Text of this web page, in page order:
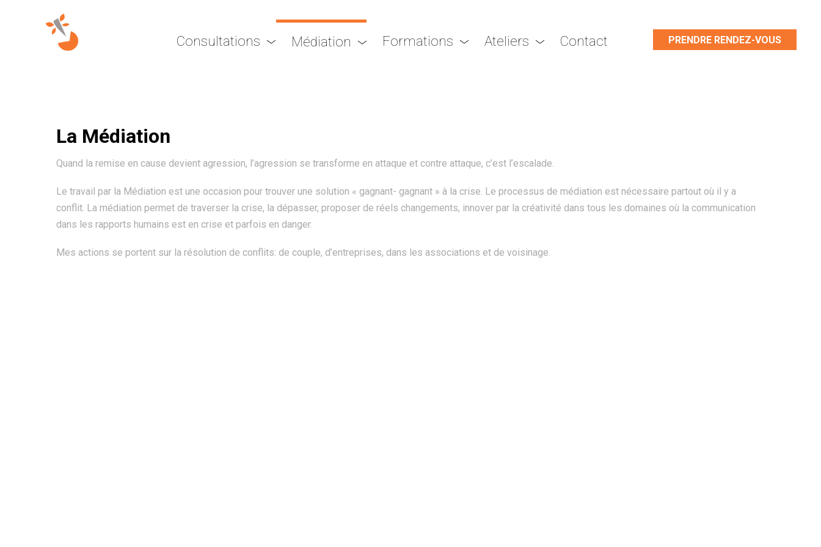
Consultations Médiation Formations Ateliers Contact PRENDRE RENDEZ-VOUS
La Médiation
Quand la remise en cause devient agression, l’agression se transforme en attaque et contre attaque, c’est l’escalade.
Le travail par la Médiation est une occasion pour trouver une solution « gagnant- gagnant » à la crise. Le processus de médiation est nécessaire partout où il y a
conflit. La médiation permet de traverser la crise, la dépasser, proposer de réels changements, innover par la créativité dans tous les domaines où la communication
dans les rapports humains est en crise et parfois en danger.
Mes actions se portent sur la résolution de conflits: de couple, d’entreprises, dans les associations et de voisinage.